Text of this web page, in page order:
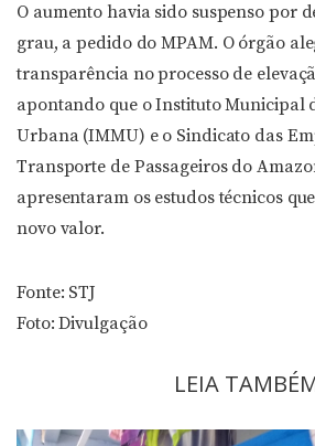
O aumento havia sido suspenso por
grau, a pedido do MPAM. O órgão
transparência no processo de
apontando que o Instituto Municipal
Urbana (IMMU) e o Sindicato das
Transporte de Passageiros do
apresentaram os estudos técnicos
novo valor.
Fonte: STJ
Foto: Divulgação
LEIA